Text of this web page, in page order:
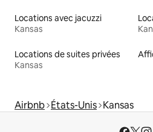
Locations avec jacuzzi
Kansas
Locations de suites privées
Kansas
Airbnb États-Unis Kansas